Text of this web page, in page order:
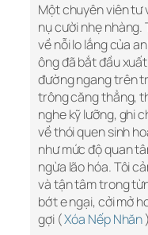
Một chuyên viên tư
nụ cười nhẹ nhàng.
về nỗi lo lắng của
ông đã bắt đầu
đường ngang trên
trông căng thẳng,
nghe kỹ lưỡng, ghi
về thói quen sinh
như mức độ quan
ngừa lão hóa. Tôi
và tận tâm trong
bớt e ngại, cởi mở
gợi (Xóa Nếp Nhăn